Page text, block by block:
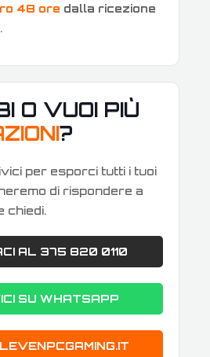
48 ore dalla ricezione
.
O VUOI PIÙ
?
per esporci tutti i tuoi
di rispondere a
chiedi.
AL 375 820 0110
SU WHATSAPP